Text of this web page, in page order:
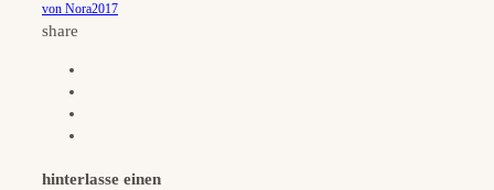
von Nora2017
share
hinterlasse einen